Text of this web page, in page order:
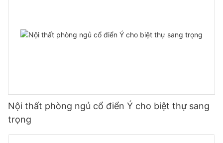
Nội thất phòng ngủ cổ điển Ý cho biệt thự sang
trọng